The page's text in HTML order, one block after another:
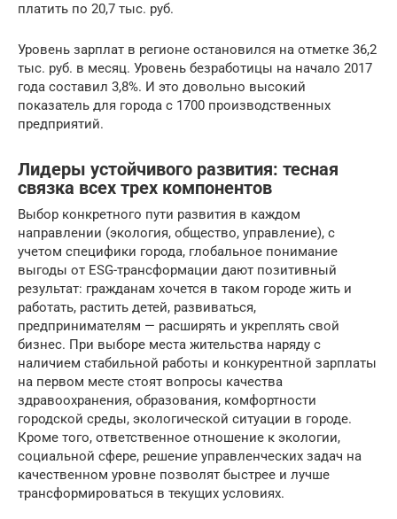
платить по 20,7 тыс. руб.
Уровень зарплат в регионе остановился на отметке 36,2
тыс. руб. в месяц. Уровень безработицы на начало 2017
года составил 3,8%. И это довольно высокий
показатель для города с 1700 производственных
предприятий.
Лидеры устойчивого развития: тесная
связка всех трех компонентов
Выбор конкретного пути развития в каждом
направлении (экология, общество, управление), с
учетом специфики города, глобальное понимание
выгоды от ESG-трансформации дают позитивный
результат: гражданам хочется в таком городе жить и
работать, растить детей, развиваться,
предпринимателям — расширять и укреплять свой
бизнес. При выборе места жительства наряду с
наличием стабильной работы и конкурентной зарплаты
на первом месте стоят вопросы качества
здравоохранения, образования, комфортности
городской среды, экологической ситуации в городе.
Кроме того, ответственное отношение к экологии,
социальной сфере, решение управленческих задач на
качественном уровне позволят быстрее и лучше
трансформироваться в текущих условиях.